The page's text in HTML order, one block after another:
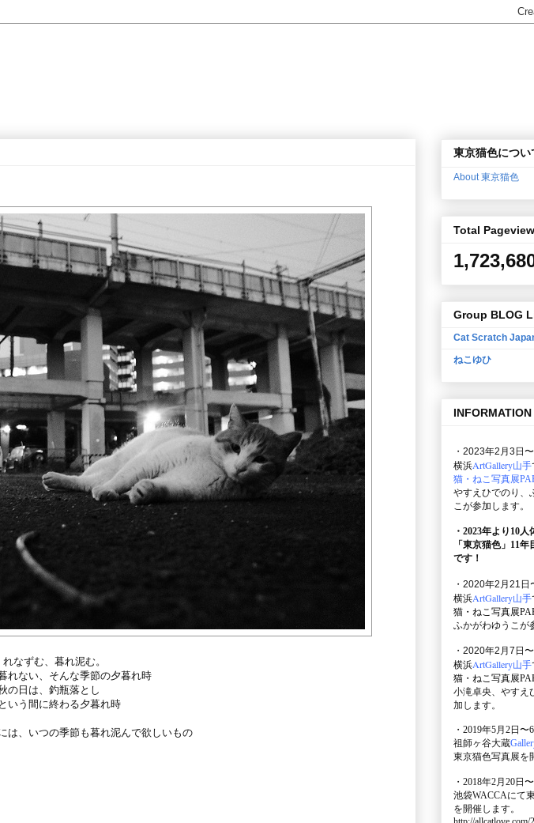
れなずむ、暮れ泥む。
れない、そんな季節の夕暮れ時
の日は、釣瓶落とし
いう間に終わる夕暮れ時
は、いつの季節も暮れ泥んで欲しいもの
東京猫色につい
About 東京猫色
Total
Group BLOG
Cat Scratch
ねこゆひ
INFORMATION
・2023年2月3日
横浜ArtGallery山手
猫・ねこ写真展
やすえひでのり、
こが参加します。
・2023年より10
「東京猫色」 11年
です！
・2020年2月21日
横浜ArtGallery山手
猫・ねこ写真展
ふかがわゆうこが
・2020年2月7日
横浜ArtGallery山手
猫・ねこ写真展
小滝卓央、やすえ
加します。
・2019年5月2日〜
祖師ヶ谷大蔵
東京猫色写真展を
・2018年2月20日
池袋WACCAにて
を開催します。